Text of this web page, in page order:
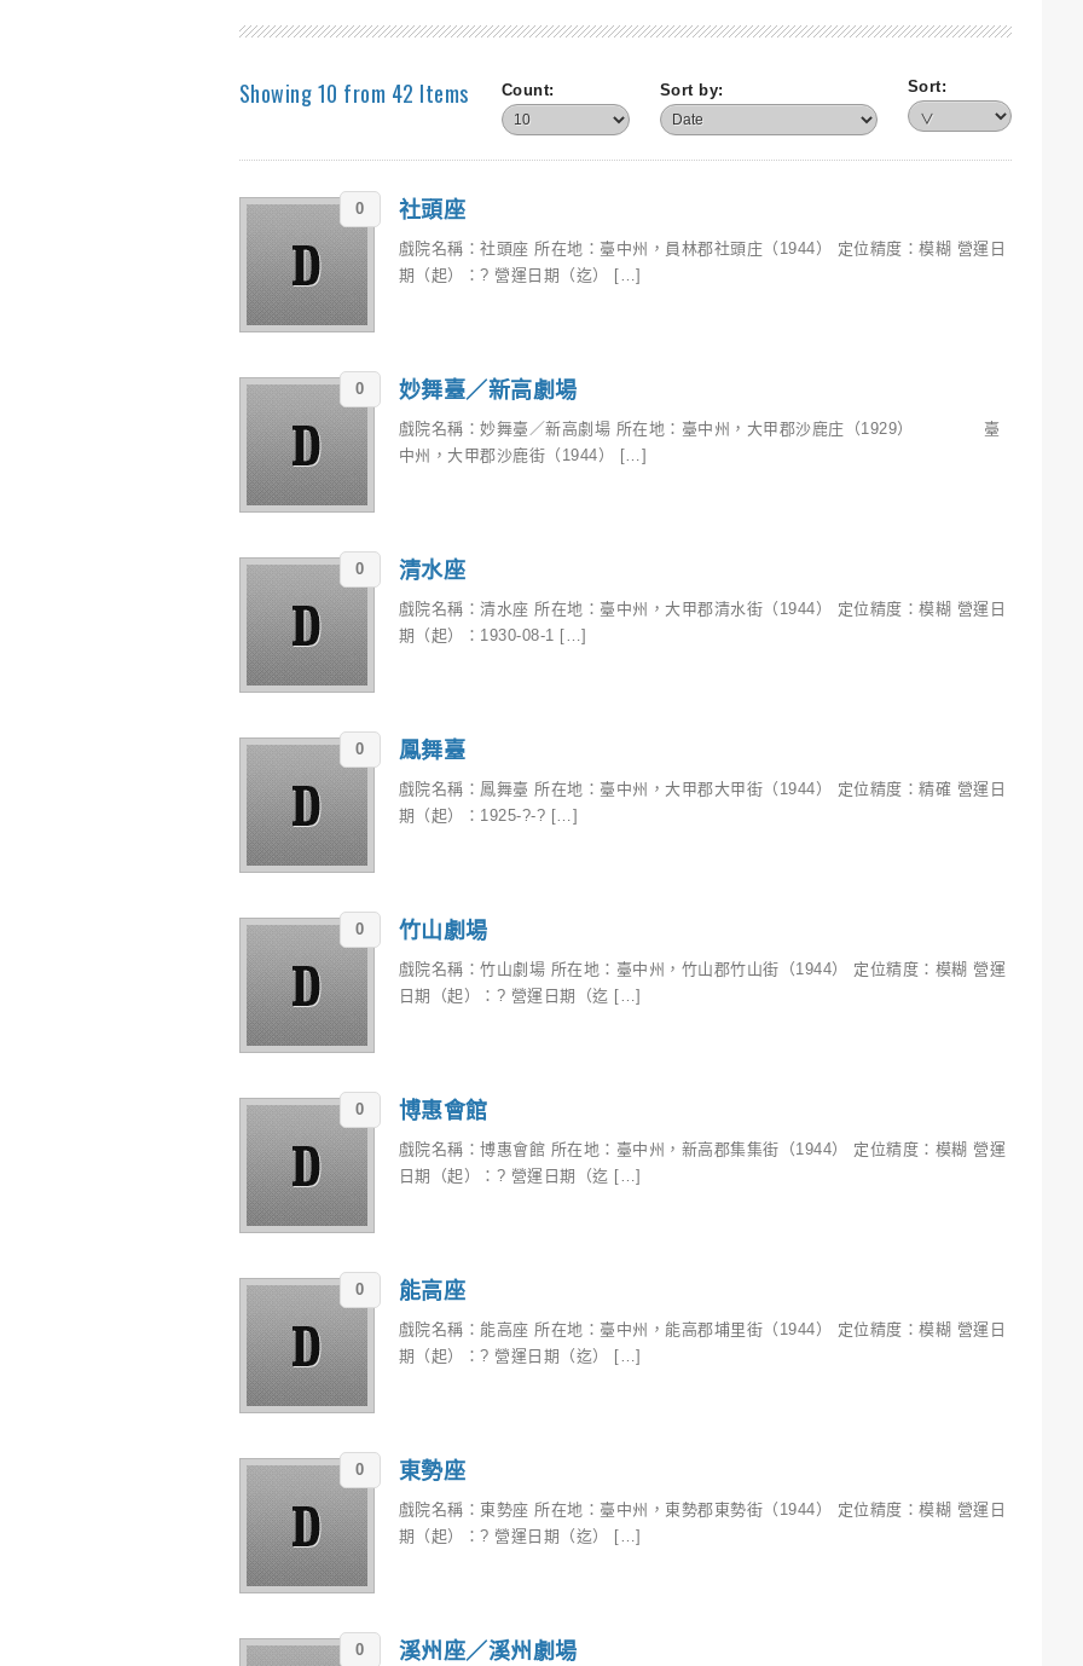
Showing 10 from 42 Items Count: Sort by: Sort:
0 社頭座
戲院名稱：社頭座 所在地：臺中州，員林郡社頭庄（1944） 定位精度：模糊 營運日
期（起）：? 營運日期（迄） […]
0 妙舞臺／新高劇場
戲院名稱：妙舞臺／新高劇場 所在地：臺中州，大甲郡沙鹿庄（1929） 臺
中州，大甲郡沙鹿街（1944） […]
0 清水座
戲院名稱：清水座 所在地：臺中州，大甲郡清水街（1944） 定位精度：模糊 營運日
期（起）：1930-08-1 […]
0 鳳舞臺
戲院名稱：鳳舞臺 所在地：臺中州，大甲郡大甲街（1944） 定位精度：精確 營運日
期（起）：1925-?-? […]
0 竹山劇場
戲院名稱：竹山劇場 所在地：臺中州，竹山郡竹山街（1944） 定位精度：模糊 營運
日期（起）：? 營運日期（迄 […]
0 博惠會館
戲院名稱：博惠會館 所在地：臺中州，新高郡集集街（1944） 定位精度：模糊 營運
日期（起）：? 營運日期（迄 […]
0 能高座
戲院名稱：能高座 所在地：臺中州，能高郡埔里街（1944） 定位精度：模糊 營運日
期（起）：? 營運日期（迄） […]
0 東勢座
戲院名稱：東勢座 所在地：臺中州，東勢郡東勢街（1944） 定位精度：模糊 營運日
期（起）：? 營運日期（迄） […]
0 溪州座／溪州劇場